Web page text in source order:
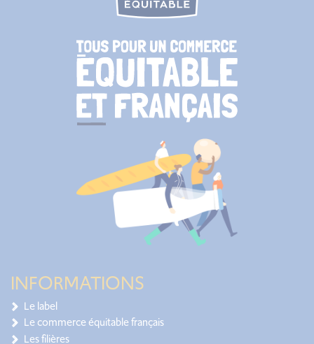
INFORMATIONS
Le label
Le commerce équitable français
Les filières